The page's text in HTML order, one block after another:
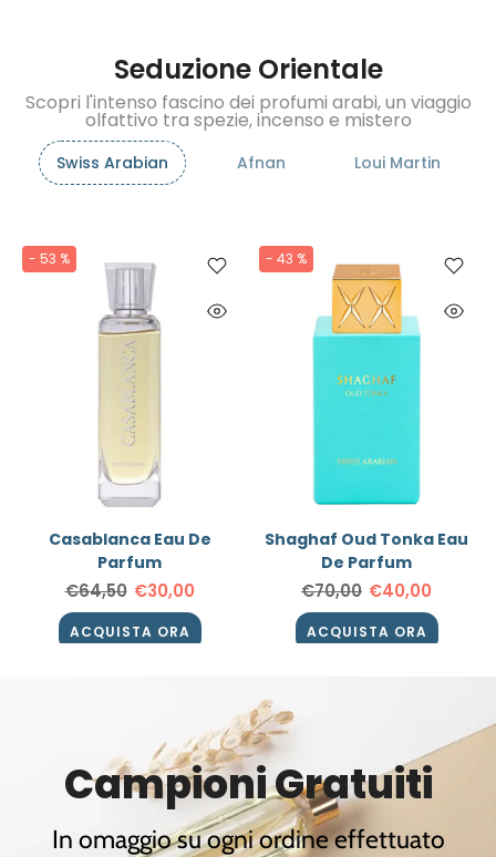
Seduzione Orientale
Scopri l'intenso fascino dei profumi arabi, un viaggio
olfattivo tra spezie, incenso e mistero
Swiss Arabian Afnan Loui Martin
- 53 %
Casablanca Eau De
Parfum
€64,50 €30,00
ACQUISTA ORA
- 43 %
Shaghaf Oud Tonka Eau
De Parfum
€70,00 €40,00
ACQUISTA ORA
Campioni Gratuiti
In omaggio su ogni ordine effettuato